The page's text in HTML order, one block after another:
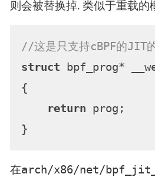
则会被替换掉. 类似于重载的
//这是只支持cBPF的JIT
struct bpf_prog*
{
return prog;
在arch/x86/net/